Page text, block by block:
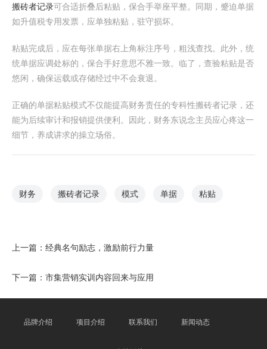
搬砖者记录可合适折叠后粘贴，保合手举座平整。同期，蹙迫单据
如升值税专用发票，应单独粘贴，驻守损坏。
粘贴完成后，应在每张单据右上角标注序号，粗浅查找。此外，统
统单据应调处标的，保合手好意思不雅一致。临了，查验粘贴是否
悠闲，确保运载或存储经过中不会衰退。
正确的单据粘贴模式不仅能提高财务责任的专科性搬砖者记录，还
能为后续审计和报销提供便利。因此，财务东说念主员应心疼这一
细节，养成讲求的操立场俗。
财务 搬砖者记录 模式 单据 粘贴
上一篇： 经典名句励志，激励前行力量
下一篇： 市集营销实训内容回来与应用
品牌介绍 项目介绍 联系我们 新闻动态